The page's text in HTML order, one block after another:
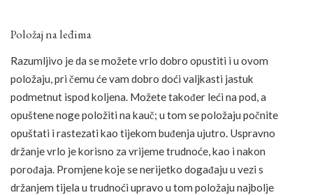
Položaj na leđima
Razumljivo je da se možete vrlo dobro opustiti i u ovom
položaju, pri čemu će vam dobro doći valjkasti jastuk
podmetnut ispod koljena. Možete također leći na pod, a
opuštene noge položiti na kauč; u tom se položaju počnite
opuštati i rastezati kao tijekom buđenja ujutro. Uspravno
držanje vrlo je korisno za vrijeme trudnoće, kao i nakon
porođaja. Promjene koje se nerijetko događaju u vezi s
držanjem tijela u trudnoći upravo u tom položaju najbolje